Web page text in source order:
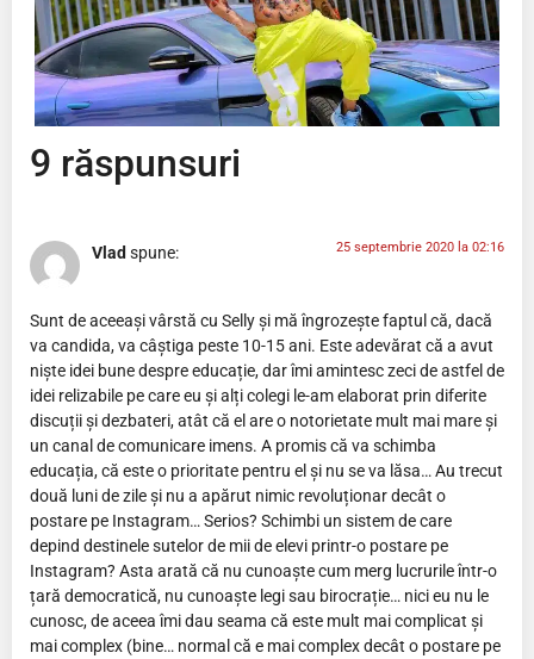
9 răspunsuri
Vlad spune: 25 septembrie 2020 la 02:16
Sunt de aceeași vârstă cu Selly și mă îngrozește faptul că, dacă
va candida, va câștiga peste 10-15 ani. Este adevărat că a avut
niște idei bune despre educație, dar îmi amintesc zeci de astfel de
idei relizabile pe care eu și alți colegi le-am elaborat prin diferite
discuții și dezbateri, atât că el are o notorietate mult mai mare și
un canal de comunicare imens. A promis că va schimba
educația, că este o prioritate pentru el și nu se va lăsa… Au trecut
două luni de zile și nu a apărut nimic revoluționar decât o
postare pe Instagram… Serios? Schimbi un sistem de care
depind destinele sutelor de mii de elevi printr-o postare pe
Instagram? Asta arată că nu cunoaște cum merg lucrurile într-o
țară democratică, nu cunoaște legi sau birocrație… nici eu nu le
cunosc, de aceea îmi dau seama că este mult mai complicat și
mai complex (bine… normal că e mai complex decât o postare pe